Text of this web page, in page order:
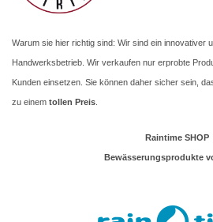
Warum sie hier richtig sind: Wir sind ein innovativer
Handwerksbetrieb. Wir verkaufen nur erprobte
Kunden einsetzen. Sie können daher sicher sein,
zu einem tollen Preis
Raintime SHOP
Bewässerungsprodukte